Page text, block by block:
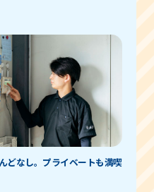
どなし。プライベートも満喫